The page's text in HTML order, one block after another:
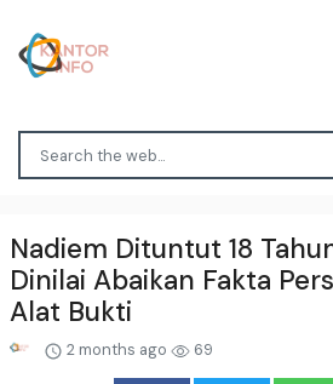
Nadiem Dituntut 18
Dinilai Abaikan Fakta
Alat Bukti
2 months ago 69